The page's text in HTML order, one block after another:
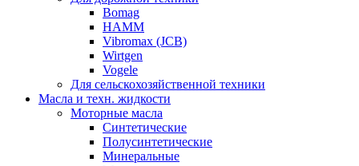
Bomag
HAMM
Vibromax (JCB)
Wirtgen
Vogele
Для сельскохозяйственной техники
Масла и техн. жидкости
Моторные масла
Синтетические
Полусинтетические
Минеральные